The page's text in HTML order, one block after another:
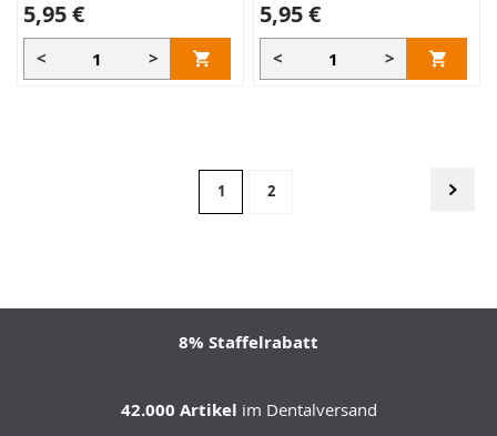
5,95 €
< >
5,95 €
< >
Sie
Seite
1 Seite
2 Seite
8% Staffelrabatt
42.000 Artikel im Dentalversand